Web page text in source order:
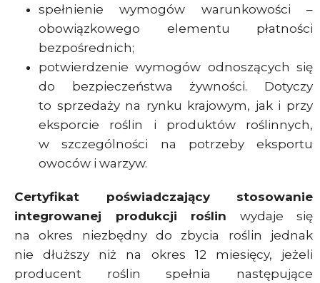
spełnienie wymogów warunkowości –
obowiązkowego elementu płatności
bezpośrednich;
potwierdzenie wymogów odnoszących się
do bezpieczeństwa żywności. Dotyczy
to sprzedaży na rynku krajowym, jak i przy
eksporcie roślin i produktów roślinnych,
w szczególności na potrzeby eksportu
owoców i warzyw.
Certyfikat poświadczający stosowanie
integrowanej produkcji roślin wydaje się
na okres niezbędny do zbycia roślin jednak
nie dłuższy niż na okres 12 miesięcy, jeżeli
producent roślin spełnia następujące